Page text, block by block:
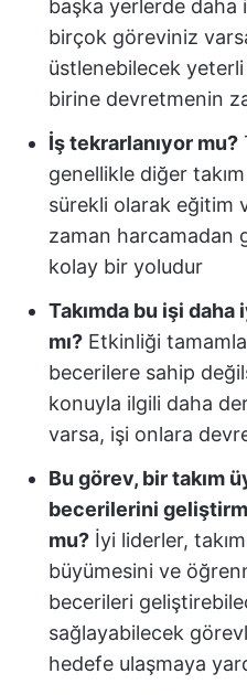
başka yerlerde daha
birçok göreviniz
üstlenebilecek yeterli
birine devretmenin
İş tekrarlanıyor mu?
genellikle diğer
sürekli olarak eğitim
zaman harcamadan
kolay bir yoludur
Takımda bu işi
mı? Etkinliği
becerilere sahip
konuyla ilgili daha
varsa, işi onlara
Bu görev, bir takım
becerilerini
mu? İyi liderler,
büyümesini ve
becerileri
sağlayabilecek
hedefe ulaşmaya